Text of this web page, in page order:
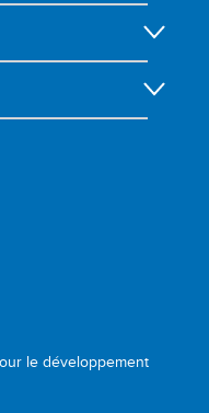
le développement